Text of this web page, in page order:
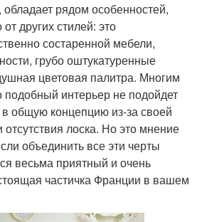
рядом особенностей,
других стилей: это
состаренной мебели,
грубо оштукатуренные
цветовая палитра. Многим
подобный интерьер не подойдет
общую концепцию из-за своей
лоска. Но это мнение
объединить все эти черты
весьма приятный и очень
частичка Франции в вашем